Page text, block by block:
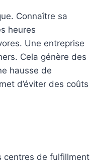
Connaître sa
heures
Une entreprise
Cela génère des
hausse de
d’éviter des coûts
centres de fulfillment